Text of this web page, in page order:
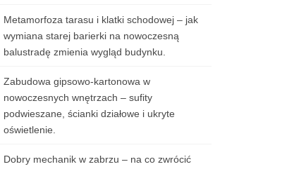
Metamorfoza tarasu i klatki schodowej – jak
wymiana starej barierki na nowoczesną
balustradę zmienia wygląd budynku.
Zabudowa gipsowo-kartonowa w
nowoczesnych wnętrzach – sufity
podwieszane, ścianki działowe i ukryte
oświetlenie.
Dobry mechanik w zabrzu – na co zwrócić